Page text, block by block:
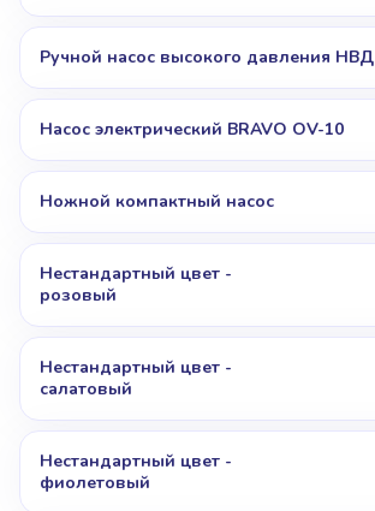
Ручной насос высокого давления НВД
Насос электрический BRAVO OV-10
Ножной компактный насос
Нестандартный цвет -
розовый
Нестандартный цвет -
салатовый
Нестандартный цвет -
фиолетовый